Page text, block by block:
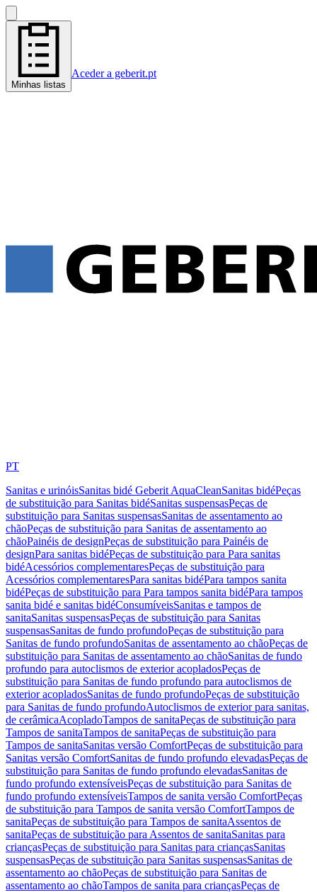
Minhas listas
Aceder a geberit.pt
PT
Sanitas e urinóisSanitas bidé Geberit AquaCleanSanitas bidéPeças
de substituição para Sanitas bidéSanitas suspensasPeças de
substituição para Sanitas suspensasSanitas de assentamento ao
chãoPeças de substituição para Sanitas de assentamento ao
chãoPainéis de designPeças de substituição para Painéis de
designPara sanitas bidéPeças de substituição para Para sanitas
bidéAcessórios complementaresPeças de substituição para
Acessórios complementaresPara sanitas bidéPara tampos sanita
bidéPeças de substituição para Para tampos sanita bidéPara tampos
sanita bidé e sanitas bidéConsumíveisSanitas e tampos de
sanitaSanitas suspensasPeças de substituição para Sanitas
suspensasSanitas de fundo profundoPeças de substituição para
Sanitas de fundo profundoSanitas de assentamento ao chãoPeças de
substituição para Sanitas de assentamento ao chãoSanitas de fundo
profundo para autoclismos de exterior acopladosPeças de
substituição para Sanitas de fundo profundo para autoclismos de
exterior acopladosSanitas de fundo profundoPeças de substituição
para Sanitas de fundo profundoAutoclismos de exterior para sanitas,
de cerâmicaAcopladoTampos de sanitaPeças de substituição para
Tampos de sanitaTampos de sanitaPeças de substituição para
Tampos de sanitaSanitas versão ComfortPeças de substituição para
Sanitas versão ComfortSanitas de fundo profundo elevadasPeças de
substituição para Sanitas de fundo profundo elevadasSanitas de
fundo profundo extensíveisPeças de substituição para Sanitas de
fundo profundo extensíveisTampos de sanita versão ComfortPeças
de substituição para Tampos de sanita versão ComfortTampos de
sanitaPeças de substituição para Tampos de sanitaAssentos de
sanitaPeças de substituição para Assentos de sanitaSanitas para
criançasPeças de substituição para Sanitas para criançasSanitas
suspensasPeças de substituição para Sanitas suspensasSanitas de
assentamento ao chãoPeças de substituição para Sanitas de
assentamento ao chãoTampos de sanita para criançasPeças de